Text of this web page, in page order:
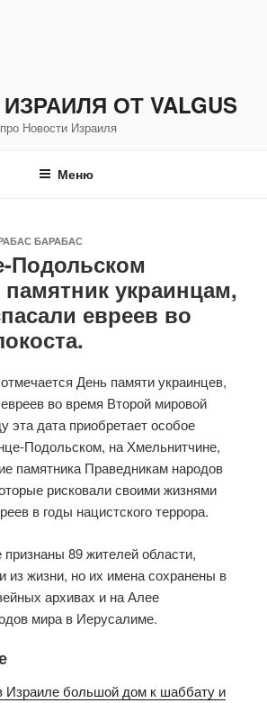
ОТ VALGUS
Новости Израиля
Меню
БАРАБАС
Подольском
памятник украинцам,
евреев во
День памяти украинцев,
во время Второй мировой
эта дата приобретает особое
Подольском, на Хмельнитчине,
памятника Праведникам народов
рисковали своими жизнями
в годы нацистского террора.
89 жителей области,
из жизни, но их имена сохранены в
архивах и на Алее
мира в Иерусалиме.
Израиле большой дом к шаббату и